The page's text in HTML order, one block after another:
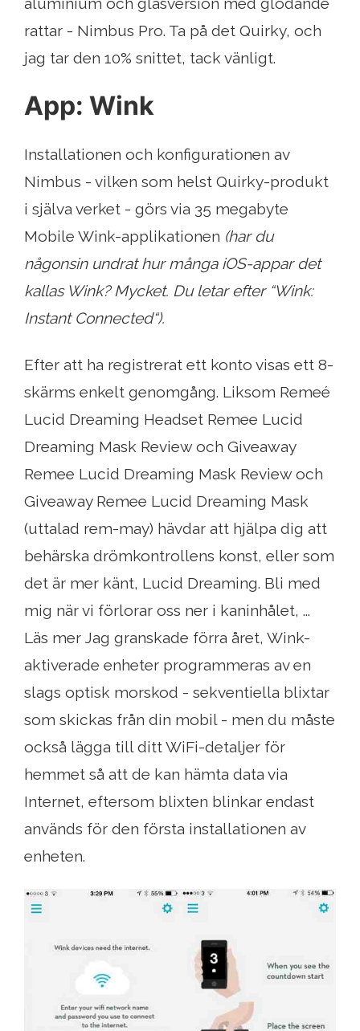
rattar - Nimbus Pro. Ta på det Quirky, och
jag tar den 10% snittet, tack vänligt.
App: Wink
Installationen och konfigurationen av
Nimbus - vilken som helst Quirky-produkt
i själva verket - görs via 35 megabyte
Mobile Wink-applikationen (har du
någonsin undrat hur många iOS-appar det
kallas Wink? Mycket. Du letar efter “Wink:
Instant Connected“).
Efter att ha registrerat ett konto visas ett 8-
skärms enkelt genomgång. Liksom Remeé
Lucid Dreaming Headset Remee Lucid
Dreaming Mask Review och Giveaway
Remee Lucid Dreaming Mask Review och
Giveaway Remee Lucid Dreaming Mask
(uttalad rem-may) hävdar att hjälpa dig att
behärska drömkontrollens konst, eller som
det är mer känt, Lucid Dreaming. Bli med
mig när vi förlorar oss ner i kaninhålet, ...
Läs mer Jag granskade förra året, Wink-
aktiverade enheter programmeras av en
slags optisk morskod - sekventiella blixtar
som skickas från din mobil - men du måste
också lägga till ditt WiFi-detaljer för
hemmet så att de kan hämta data via
Internet, eftersom blixten blinkar endast
används för den första installationen av
enheten.